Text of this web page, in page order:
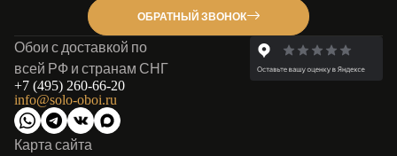
ОБРАТНЫЙ ЗВОНОК
Обои с доставкой по
всей РФ и странам СНГ
+7 (495) 260-66-20
info@solo-oboi.ru
Карта сайта